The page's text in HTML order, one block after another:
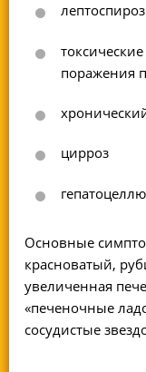
лептоспироз
поражения
цирроз
Основные
красноватый,
увеличенная
«печеночные
сосудистые